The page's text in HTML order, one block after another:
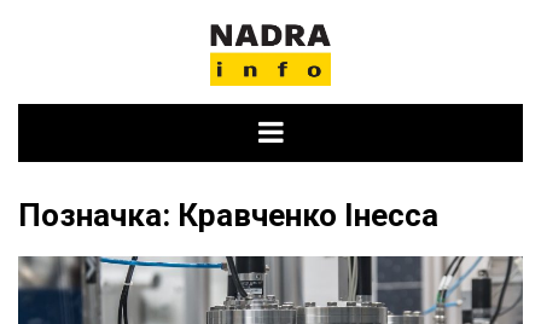
Позначка: Кравченко Інесса